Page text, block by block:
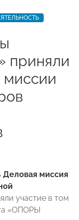
миссии
Деловая миссия
участие в том
«ОПОРЫ